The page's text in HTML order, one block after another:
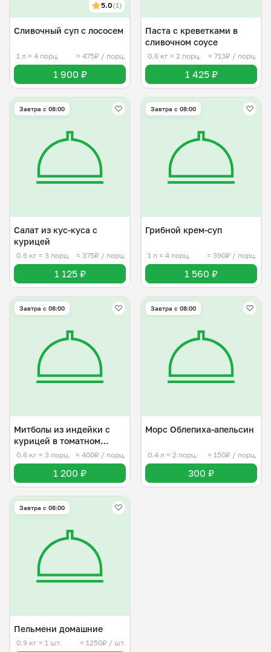
5.0(1)
Сливочный суп с лососем
1 л ≈ 4 порц. ≈ 475₽ / порц.
1 900 ₽
Паста с креветками в
сливочном соусе
0.6 кг ≈ 2 порц. ≈ 713₽ / порц.
1 425 ₽
Завтра c 08:00
Салат из кус-куса с
курицей
0.6 кг ≈ 3 порц. ≈ 375₽ / порц.
1 125 ₽
Завтра c 08:00
Грибной крем-суп
1 л ≈ 4 порц. ≈ 390₽ / порц.
1 560 ₽
Завтра c 08:00
Митболы из индейки с
курицей в томатном
соусе
0.6 кг ≈ 3 порц. ≈ 400₽ / порц.
1 200 ₽
Завтра c 08:00
Морс Облепиха-апельсин
0.4 л ≈ 2 порц. ≈ 150₽ / порц.
300 ₽
Завтра c 08:00
Пельмени домашние
0.9 кг ≈ 1 шт. ≈ 1250₽ / шт.